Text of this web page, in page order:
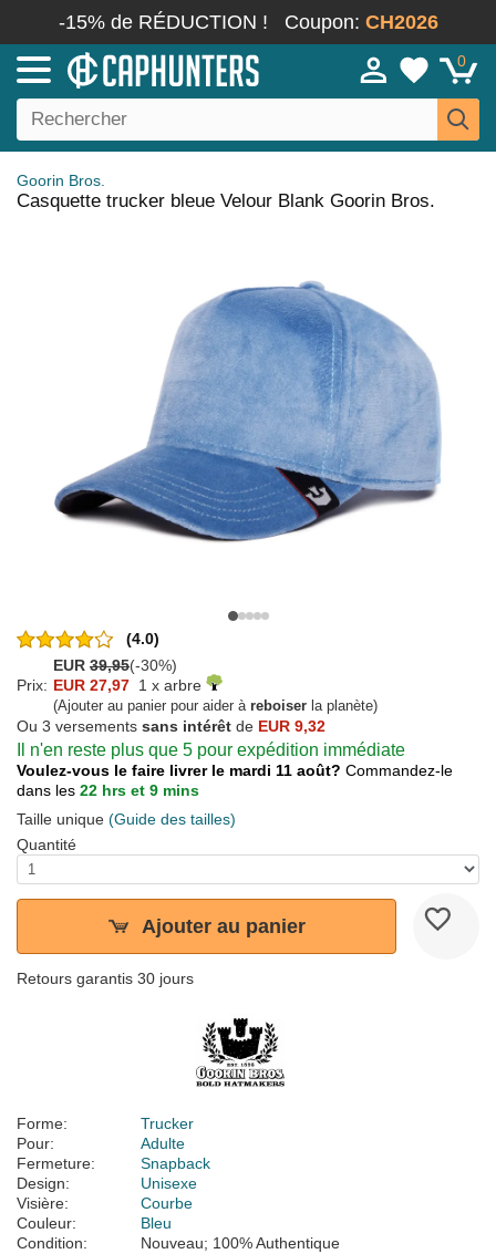
-15% de RÉDUCTION ! Coupon: CH2026
0
Goorin Bros.
Casquette trucker bleue Velour Blank Goorin Bros.
(4.0)
EUR 39,95(-30%)
Prix: EUR 27,97 1 x arbre
(Ajouter au panier pour aider à reboiser la planète)
Ou 3 versements sans intérêt de EUR 9,32
Il n'en reste plus que 5 pour expédition immédiate
Voulez-vous le faire livrer le mardi 11 août? Commandez-le
dans les 22 hrs et 9 mins
Taille unique (Guide des tailles)
Quantité
Ajouter au panier
Retours garantis 30 jours
Forme:
Trucker
Pour:
Adulte
Fermeture:
Snapback
Design:
Unisexe
Visière:
Courbe
Couleur:
Bleu
Condition:
Nouveau; 100% Authentique